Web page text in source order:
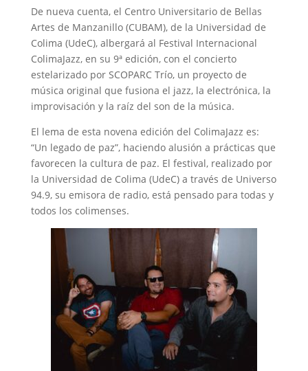
De nueva cuenta, el Centro Universitario de Bellas
Artes de Manzanillo (CUBAM), de la Universidad de
Colima (UdeC), albergará al Festival Internacional
ColimaJazz, en su 9ª edición, con el concierto
estelarizado por SCOPARC Trío, un proyecto de
música original que fusiona el jazz, la electrónica, la
improvisación y la raíz del son de la música.
El lema de esta novena edición del ColimaJazz es:
“Un legado de paz”, haciendo alusión a prácticas que
favorecen la cultura de paz. El festival, realizado por
la Universidad de Colima (UdeC) a través de Universo
94.9, su emisora de radio, está pensado para todas y
todos los colimenses.